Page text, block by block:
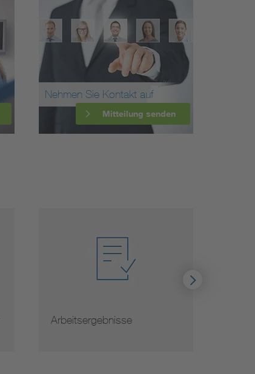
Nehmen Sie Kontakt auf
Mitteilung senden
Arbeitsergebnisse